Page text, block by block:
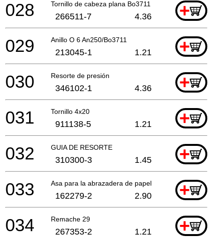
Tornillo de cabeza plana Bo3711 +
028 266511-7 4.36
Anillo O 6 An250/Bo3711 +
029 213045-1 1.21
Resorte de presión +
030 346102-1 4.36
Tornillo 4x20 +
031 911138-5 1.21
GUIA DE RESORTE +
032 310300-3 1.45
Asa para la abrazadera de papel +
033 162279-2 2.90
Remache 29 +
034 267353-2 1.21